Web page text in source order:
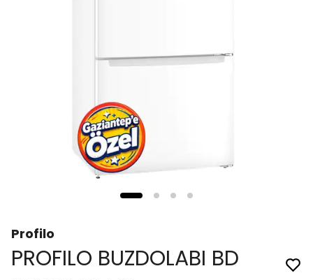
Profilo
PROFILO BUZDOLABI BD